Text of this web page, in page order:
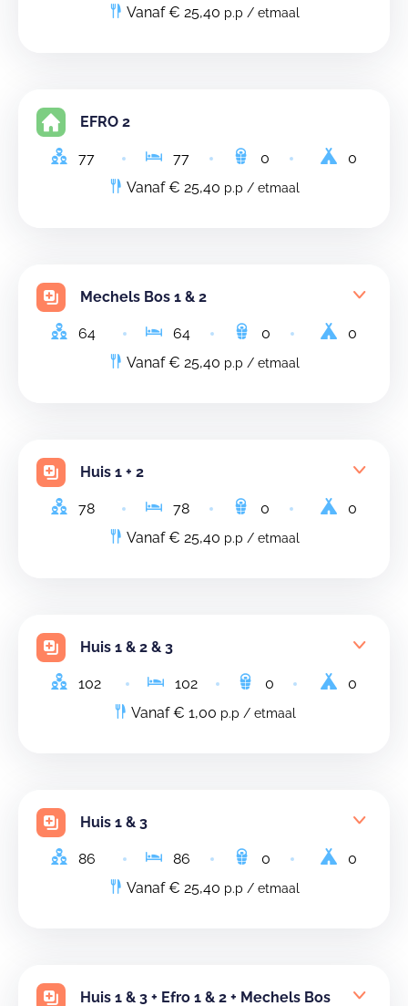
Vanaf € 25,40 p.p / etmaal
EFRO 2
77 77 0
0
Vanaf € 25,40 p.p / etmaal
Mechels Bos 1 & 2
64 64 0
0
Vanaf € 25,40 p.p / etmaal
Huis 1 + 2
78 78 0
0
Vanaf € 25,40 p.p / etmaal
Huis 1 & 2 & 3
102 102 0
0
Vanaf € 1,00 p.p / etmaal
Huis 1 & 3
86 86 0
0
Vanaf € 25,40 p.p / etmaal
Huis 1 & 3 + Efro 1 & 2 + Mechels Bos